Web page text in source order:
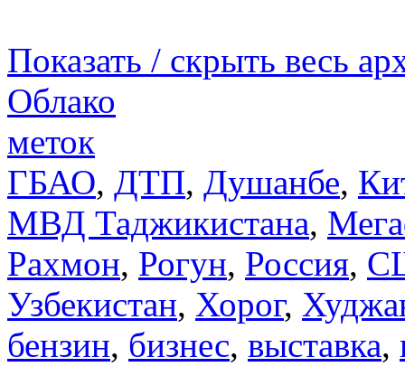
Показать / скрыть весь
Облако
меток
ГБАО, ДТП, Душанбе,
МВД Таджикистана,
Рахмон, Рогун, Россия,
Узбекистан, Хорог,
бензин, бизнес, выставка,